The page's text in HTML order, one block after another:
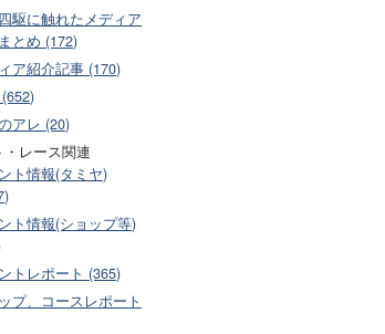
駆に触れたメディア
とめ (172)
ア紹介記事 (170)
アレ (20)
・レース関連
ト情報(タミヤ)
ト情報(ショップ等)
トレポート (365)
プ、コースレポート